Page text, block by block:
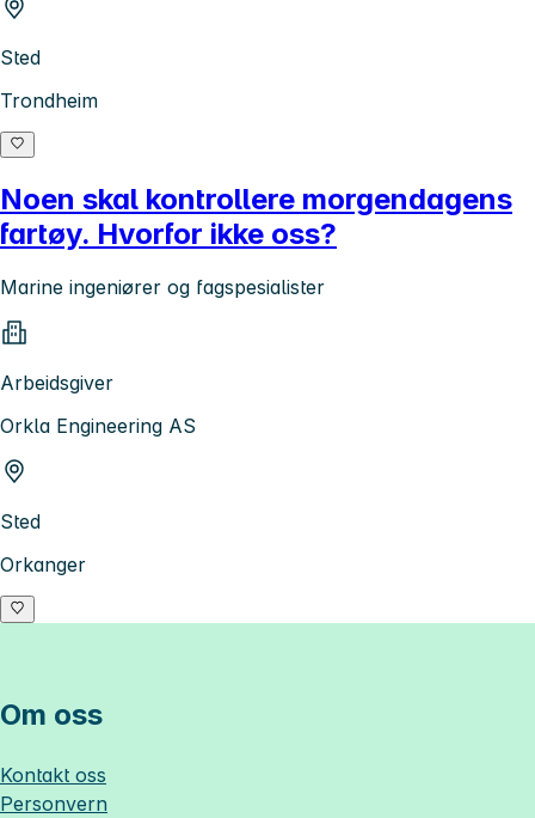
Sted
Trondheim
Noen skal kontrollere morgendagens
fartøy. Hvorfor ikke oss?
Marine ingeniører og fagspesialister
Arbeidsgiver
Orkla Engineering AS
Sted
Orkanger
Om oss
Kontakt oss
Personvern